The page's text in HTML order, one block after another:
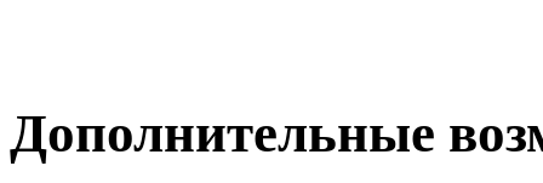
Дополнительные